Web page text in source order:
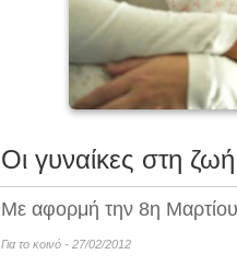
Οι γυναίκες στη
Με αφορμή την 8η
Για το κοινό - 27/02/2012